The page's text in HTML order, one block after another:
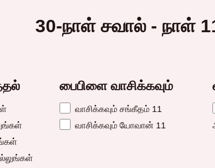
30-நாள் சவால் - நாள்
பைபிளை வாசிக்கவும்
வாசிக்கவும் சங்கீதம் 11
வாசிக்கவும் யோவான் 11